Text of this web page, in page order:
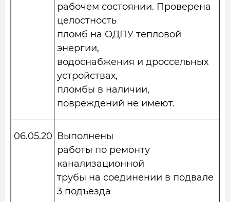
рабочем состоянии. Проверена
целостность
пломб на ОДПУ тепловой
энергии,
водоснабжения и дроссельных
устройствах,
пломбы в наличии,
повреждений не имеют.
06.05.20 Выполнены
работы по ремонту
канализационной
трубы на соединении в подвале
3 подъезда